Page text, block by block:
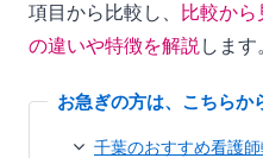
項目から比較し、
比較から
の違いや特徴を解説 します
千葉のおすすめ看護師